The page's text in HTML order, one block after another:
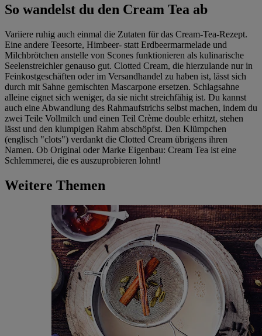
So wandelst du den Cream Tea ab
Variiere ruhig auch einmal die Zutaten für das Cream-Tea-Rezept.
Eine andere Teesorte, Himbeer- statt Erdbeermarmelade und
Milchbrötchen anstelle von Scones funktionieren als kulinarische
Seelenstreichler genauso gut. Clotted Cream, die hierzulande nur in
Feinkostgeschäften oder im Versandhandel zu haben ist, lässt sich
durch mit Sahne gemischten Mascarpone ersetzen. Schlagsahne
alleine eignet sich weniger, da sie nicht streichfähig ist. Du kannst
auch eine Abwandlung des Rahmaufstrichs selbst machen, indem du
zwei Teile Vollmilch und einen Teil Crème double erhitzt, stehen
lässt und den klumpigen Rahm abschöpfst. Den Klümpchen
(englisch "clots") verdankt die Clotted Cream übrigens ihren
Namen. Ob Original oder Marke Eigenbau: Cream Tea ist eine
Schlemmerei, die es auszuprobieren lohnt!
Weitere Themen